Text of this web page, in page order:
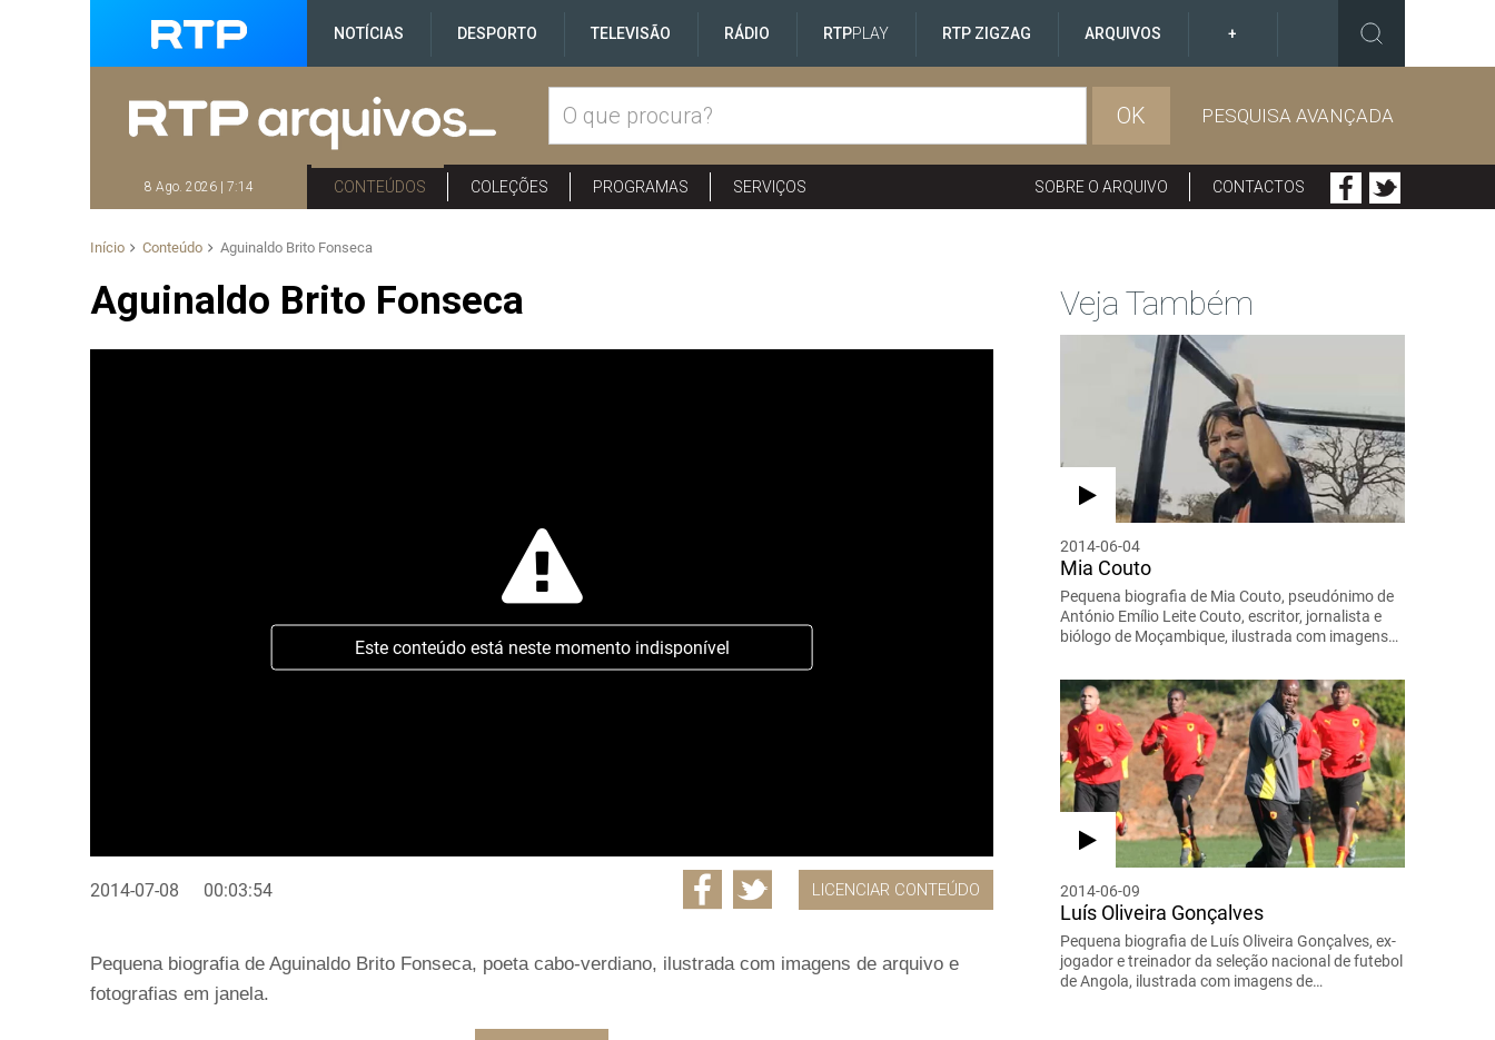
NOTÍCIAS DESPORTO TELEVISÃO RÁDIO RTPPLAY RTP ZIGZAG ARQUIVOS +
OK PESQUISA AVANÇADA
8 Ago. 2026 | 7:14 CONTEÚDOS COLEÇÕES PROGRAMAS SERVIÇOS SOBRE O ARQUIVO CONTACTOS
Início Conteúdo Aguinaldo Brito Fonseca
Aguinaldo Brito Fonseca
Este conteúdo está neste momento indisponível
2014-07-08 00:03:54 LICENCIAR CONTEÚDO
Pequena biografia de Aguinaldo Brito Fonseca, poeta cabo-verdiano, ilustrada com imagens de arquivo e
fotografias em janela.
Veja Também
2014-06-04
Mia Couto
Pequena biografia de Mia Couto, pseudónimo de
António Emílio Leite Couto, escritor, jornalista e
biólogo de Moçambique, ilustrada com imagens…
2014-06-09
Luís Oliveira Gonçalves
Pequena biografia de Luís Oliveira Gonçalves, ex-
jogador e treinador da seleção nacional de futebol
de Angola, ilustrada com imagens de…